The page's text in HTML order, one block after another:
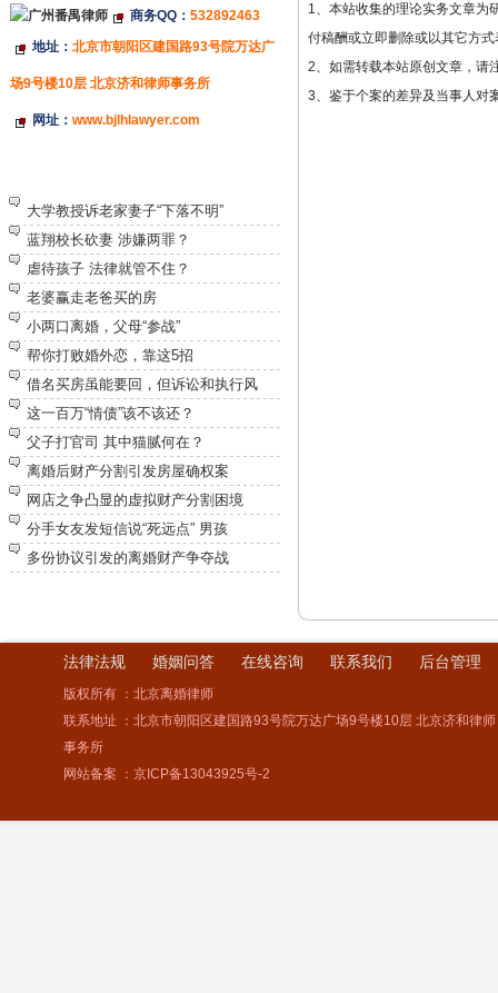
商务QQ： 532892463
地址： 北京市朝阳区建国路93号院万达广
场9号楼10层 北京济和律师事务所
网址： www.bjlhlawyer.com
大学教授诉老家妻子“下落不明”
蓝翔校长砍妻 涉嫌两罪？
虐待孩子 法律就管不住？
老婆赢走老爸买的房
小两口离婚，父母“参战”
帮你打败婚外恋，靠这5招
借名买房虽能要回，但诉讼和执行风
这一百万“情债”该不该还？
父子打官司 其中猫腻何在？
离婚后财产分割引发房屋确权案
网店之争凸显的虚拟财产分割困境
分手女友发短信说“死远点” 男孩
多份协议引发的离婚财产争夺战
1、本站收集的理论实务文章为
付稿酬或立即删除或以其它方式
2、如需转载本站原创文章，请
3、鉴于个案的差异及当事人对
法律法规 婚姻问答 在线咨询 联系我们 后台管理
版权所有 ：北京离婚律师
联系地址 ：北京市朝阳区建国路93号院万达广场9号楼10层 北京济和律师
事务所
网站备案 ： 京ICP备13043925号-2